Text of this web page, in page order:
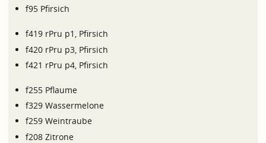
f95 Pfirsich
f419 rPru p1, Pfirsich
f420 rPru p3, Pfirsich
f421 rPru p4, Pfirsich
f255 Pflaume
f329 Wassermelone
f259 Weintraube
f208 Zitrone